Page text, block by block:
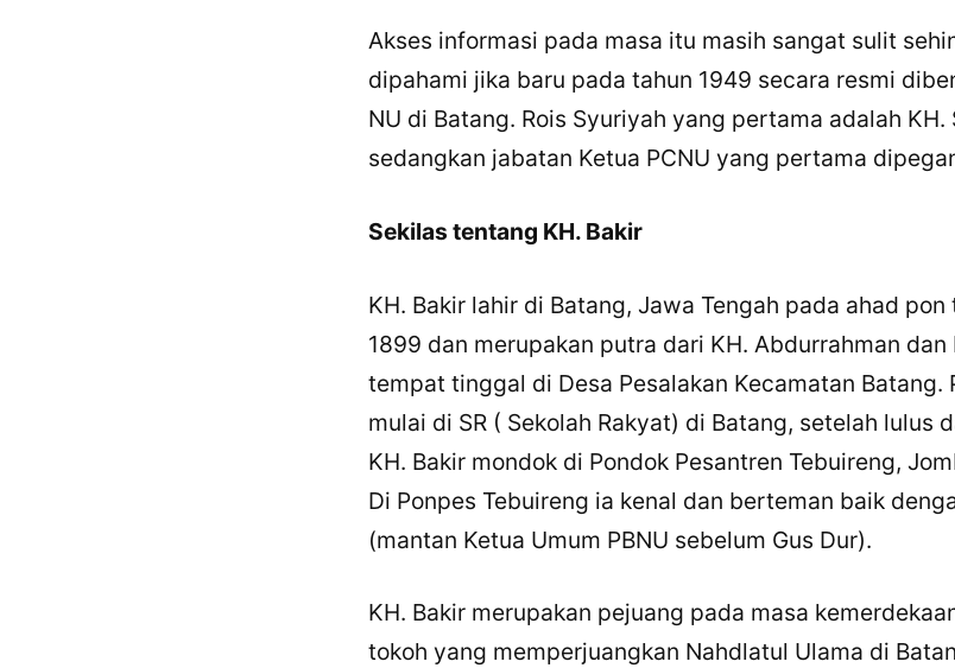
Akses informasi pada masa itu masih sangat sulit
dipahami jika baru pada tahun 1949 secara resmi
NU di Batang. Rois Syuriyah yang pertama adalah KH.
sedangkan jabatan Ketua PCNU yang pertama
Sekilas tentang KH. Bakir
KH. Bakir lahir di Batang, Jawa Tengah pada ahad
1899 dan merupakan putra dari KH. Abdurrahman dan
tempat tinggal di Desa Pesalakan Kecamatan Batang.
mulai di SR ( Sekolah Rakyat) di Batang, setelah lulus
KH. Bakir mondok di Pondok Pesantren Tebuireng,
Di Ponpes Tebuireng ia kenal dan berteman baik
(mantan Ketua Umum PBNU sebelum Gus Dur).
KH. Bakir merupakan pejuang pada masa
tokoh yang memperjuangkan Nahdlatul Ulama di
Bagikan Tulisan Ini